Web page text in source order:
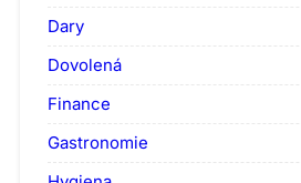
Dary
Dovolená
Finance
Gastronomie